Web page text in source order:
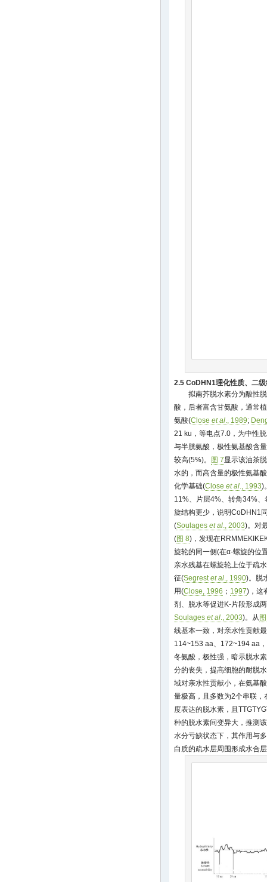
2.5 CoDHN1理化性质、二
拟南芥脱水素分为酸性
酸，后者富含甘氨酸，通常
氨酸(Close et al ., 1989;
21 ku，等电点7.0，为中性
与半胱氨酸，极性氨基酸含
较高(5%)。 图 7显示该油茶
水的，而高含量的极性氨基
化学基础(Close et al ., 1993)
11%、片层4%、转角34%
旋结构更少，说明CoDHN1
(Soulages et al ., 2003)。对
(图 8)，发现在
旋轮的同一侧(在α-螺旋的位
亲水残基在螺旋轮上位于疏
征(Segrest et al ., 1990)。脱
用(Close, 1996 ； 1997)，这
剂、脱水等促进K-片段形成
Soulages et al ., 2003)。从
线基本一致，对亲水性贡献
114~153 aa、172~194 aa
冬氨酸，极性强，暗示脱水
分的丧失，提高细胞的耐脱
域对亲水性贡献小，在氨基
量极高，且多数为2个串联
度表达的脱水素，且
种的脱水素间变异大，推测
水分亏缺状态下，其作用与
白质的疏水层周围形成水合